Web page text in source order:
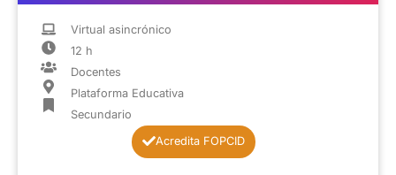
Virtual asincrónico
12 h
Docentes
Plataforma Educativa
Secundario
Acredita FOPCID